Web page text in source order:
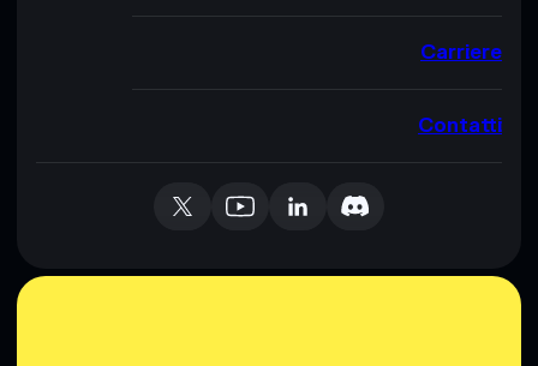
Carriere
Contatti